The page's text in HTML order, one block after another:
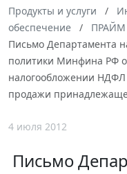
Продукты и услуги
обеспечение
ПРАЙМ
Письмо Департамента
политики Минфина РФ
налогообложении НДФЛ
продажи
4 июля 2012
Письмо